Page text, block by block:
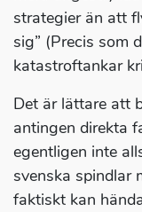
strategier än att
sig” (Precis som
katastroftankar
Det är lättare att
antingen direkta
egentligen inte
svenska spindlar
faktiskt kan